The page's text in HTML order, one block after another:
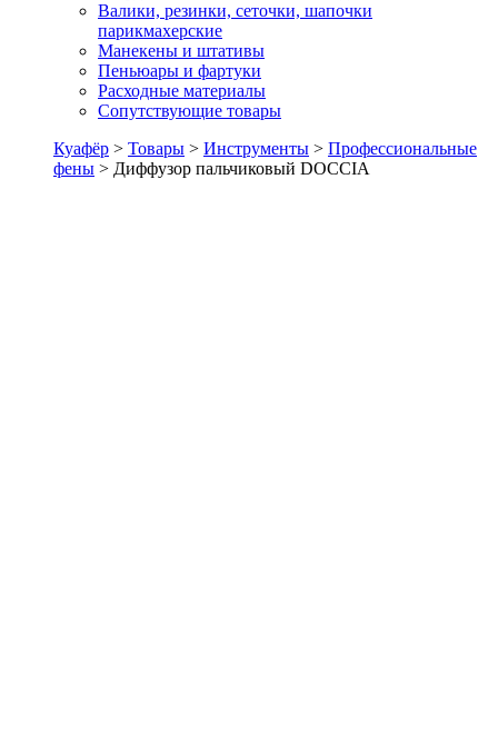
Валики, резинки, сеточки, шапочки
парикмахерские
Манекены и штативы
Пеньюары и фартуки
Расходные материалы
Сопутствующие товары
Куафёр > Товары > Инструменты > Профессиональные
фены > Диффузор пальчиковый DOCCIA